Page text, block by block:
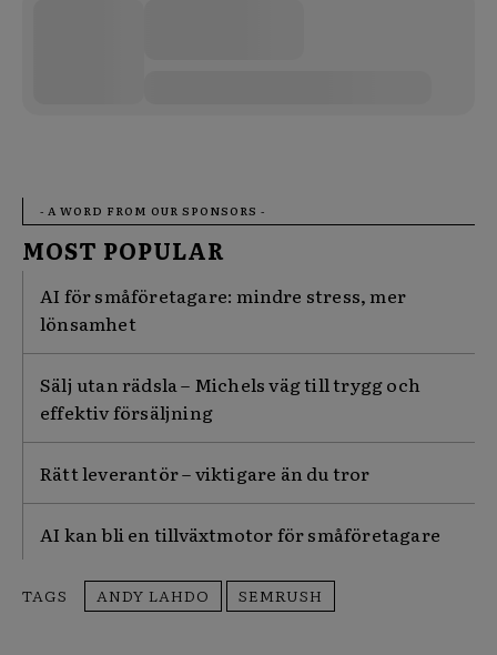
- A WORD FROM OUR SPONSORS -
MOST POPULAR
AI för småföretagare: mindre stress, mer
lönsamhet
Sälj utan rädsla – Michels väg till trygg och
effektiv försäljning
Rätt leverantör – viktigare än du tror
AI kan bli en tillväxtmotor för småföretagare
TAGS ANDY LAHDO SEMRUSH